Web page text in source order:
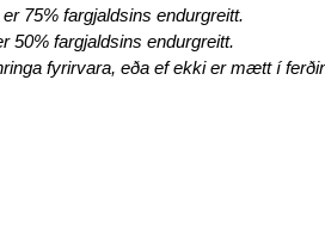
75% fargjaldsins endurgreitt.
50% fargjaldsins endurgreitt.
fyrirvara, eða ef ekki er mætt í